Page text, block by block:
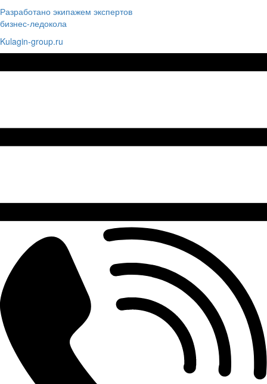
Разработано экипажем экспертов
бизнес-ледокола
Kulagin-group.ru